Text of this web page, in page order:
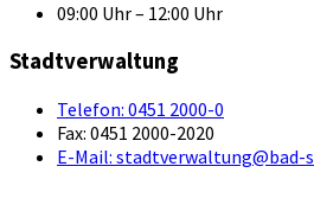
09:00 Uhr – 12:00 Uhr
Stadtverwaltung
Telefon: 0451 2000-0
Fax: 0451 2000-2020
E-Mail: stadtverwaltung@bad-